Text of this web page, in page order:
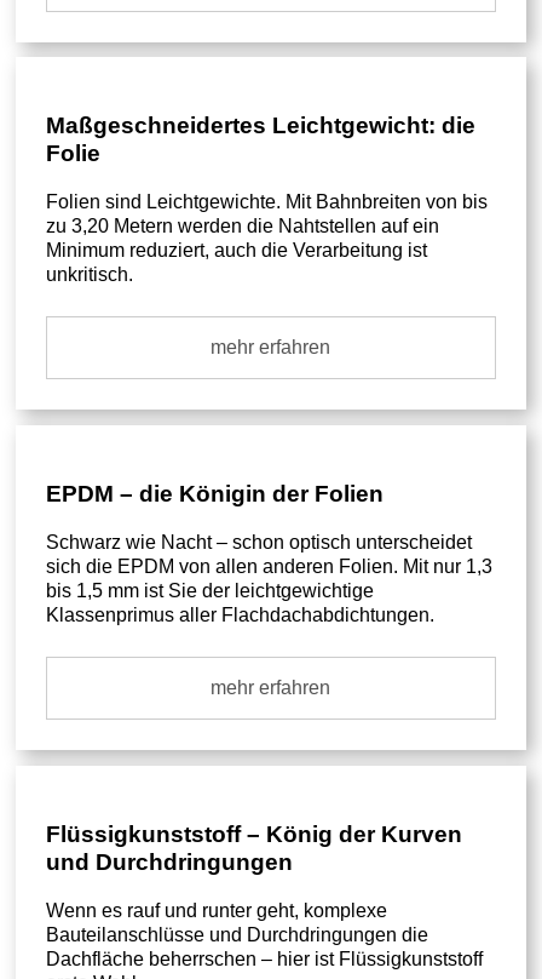
Maßgeschneidertes Leichtgewicht: die
Folie
Folien sind Leichtgewichte. Mit Bahnbreiten von bis
zu 3,20 Metern werden die Nahtstellen auf ein
Minimum reduziert, auch die Verarbeitung ist
unkritisch.
mehr erfahren
EPDM – die Königin der Folien
Schwarz wie Nacht – schon optisch unterscheidet
sich die EPDM von allen anderen Folien. Mit nur 1,3
bis 1,5 mm ist Sie der leichtgewichtige
Klassenprimus aller Flachdachabdichtungen.
mehr erfahren
Flüssigkunststoff – König der Kurven
und Durchdringungen
Wenn es rauf und runter geht, komplexe
Bauteilanschlüsse und Durchdringungen die
Dachfläche beherrschen – hier ist Flüssigkunststoff